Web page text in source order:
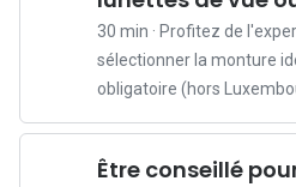
30 min · Profitez de
sélectionner la monture
obligatoire (hors
Être conseillé